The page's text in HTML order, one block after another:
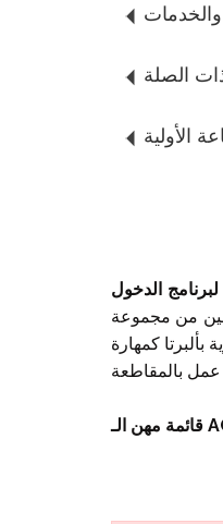
الصلة
الأولية
لبرنامج الدخول
من مجموعة
كمهارة